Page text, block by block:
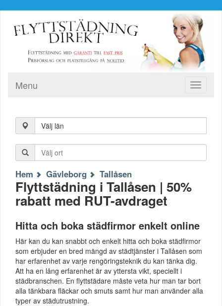
Toggle
Menu
Välj län
Hem Gävleborg Tallåsen
Flyttstädning i Tallåsen | 50%
rabatt med RUT-avdraget
Hitta och boka städfirmor enkelt online
Här kan du kan snabbt och enkelt hitta och boka städfirmor
som erbjuder en bred mängd av städtjänster i Tallåsen som
har erfarenhet av varje rengöringsteknik du kan tänka dig.
Att ha en lång erfarenhet är av yttersta vikt, speciellt i
städbranschen. En flyttstädare måste veta hur man tar bort
alla tänkbara fläckar och smuts samt hur man använder alla
typer av städutrustning.